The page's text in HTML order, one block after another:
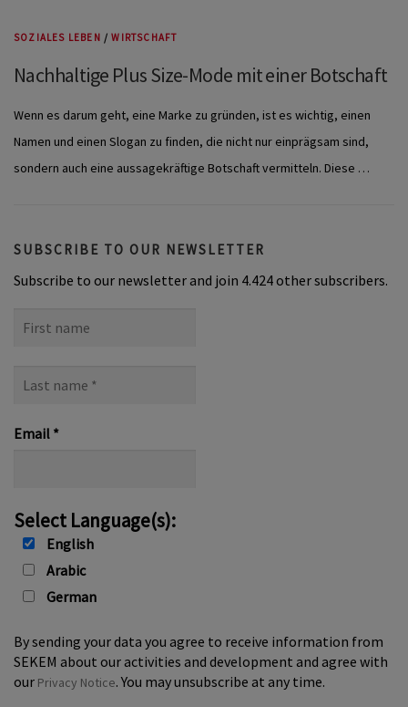
SOZIALES LEBEN /WIRTSCHAFT
Nachhaltige Plus Size-Mode mit einer Botschaft
Wenn es darum geht, eine Marke zu gründen, ist es wichtig, einen
Namen und einen Slogan zu finden, die nicht nur einprägsam sind,
sondern auch eine aussagekräftige Botschaft vermitteln. Diese …
SUBSCRIBE TO OUR NEWSLETTER
Subscribe to our newsletter and join 4.424 other subscribers.
name
name
Email *
Select Language(s):
English
Arabic
German
By sending your data you agree to receive information from
SEKEM about our activities and development and agree with
our Privacy Notice. You may unsubscribe at any time.